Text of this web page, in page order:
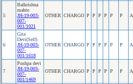
5
Balkrishna
mahto
JH-19-003-
007-
001/1021
OTHER CHARGO P P P P P P A
6
Gita
Devi(Self)
JH-19-003-
007-
001/1618
OTHER CHARGO P P P P P P A
7
Pushpa devi
JH-19-003-
007-
001/1469
OTHER CHARGO P P P P P P A